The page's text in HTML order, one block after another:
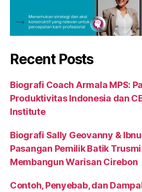
Recent Posts
Biografi Coach Armala MPS:
Produktivitas Indonesia dan
Institute
Biografi Sally Geovanny &
Pasangan Pemilik Batik
Membangun Warisan Cirebon
Contoh, Penyebab, dan